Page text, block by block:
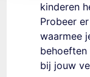
kinderen
Probeer
waarmee
bij jouw